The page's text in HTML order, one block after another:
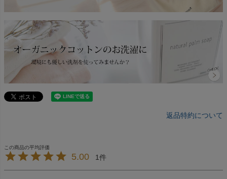
返品特約について
5.00 1